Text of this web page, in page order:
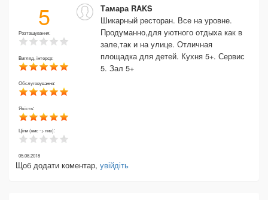
5
Розташування:
Вигляд, інтерєр:
Обслуговування:
Якість:
Ціни (вис -> низ):
Тамара RAKS
Шикарный ресторан. Все на уровне.
Продуманно,для уютного отдыха как в
зале,так и на улице. Отличная
площадка для детей. Кухня 5+. Сервис
5. Зал 5+
05.08.2018
Щоб додати коментар, увійдіть